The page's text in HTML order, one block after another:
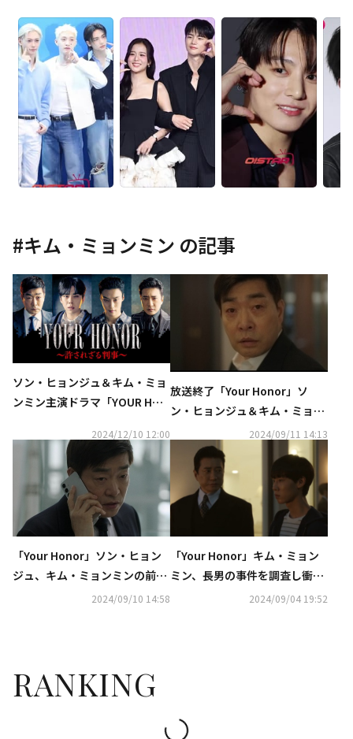
#キム・ミョンミン の記事
ソン・ヒョンジュ＆キム・ミョ
ンミン主演ドラマ「YOUR HON
年1月より日本初放送2024/12/10 12:00
放送終了「Your Honor」ソ
ン・ヒョンジュ＆キム・ミョン
ミン、2人の父性愛の対決の行
方は【ネタバレあり】
2024/09/11 14:13
「Your Honor」ソン・ヒョン
ジュ、キム・ミョンミンの前で
土下座“息子だけは助けてく
2024/09/10 14:58
「Your Honor」キム・ミョン
ミン、長男の事件を調査し衝撃
を受ける【ネタバレあり】
2024/09/04 19:52
RANKING